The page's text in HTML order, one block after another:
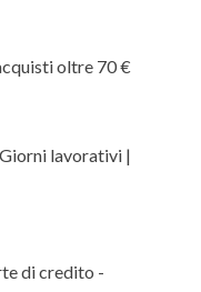
oltre 70 €
lavorativi |
di credito -